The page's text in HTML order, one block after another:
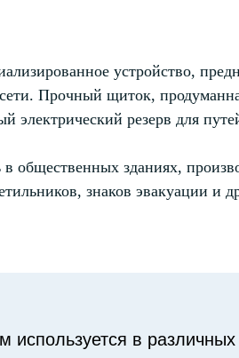
устройство,
Прочный щиток,
электрический резерв для
общественных зданиях,
знаков эвакуации и
в